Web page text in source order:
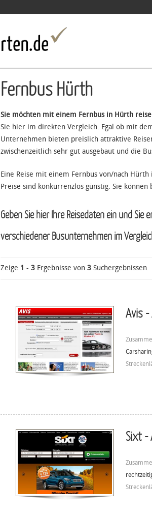
Fernbus Hürth
Sie möchten mit einem Fernbus in Hürth
Sie hier im direkten Vergleich. Egal ob mit
Unternehmen bieten preislich attraktive
zwischenzeitlich sehr gut ausgebaut und die
Eine Reise mit einem Fernbus von/nach
Preise sind konkurrenzlos günstig. Sie können
Geben Sie hier Ihre Reisedaten ein und
verschiedener Busunternehmen im
Zeige 1 - 3 Ergebnisse von 3 Suchergebnissen.
Avis
Sixt -